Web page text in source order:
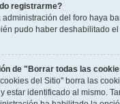
registrarme?
administración del foro haya
pudo haber deshabilitado
de "Borrar todas las
del Sitio" borra las
estar identificado al mismo.